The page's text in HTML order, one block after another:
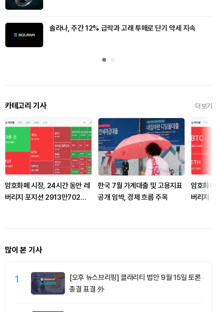
솔라나, 주간 12% 급락과 고래 투매로 단기 약세 지속
카테고리 기사 더보기
암호화폐 시장, 24시간 동안 레
버리지 포지션 2913만702달
한국 7월 가계대출 및 고용지표
공개 임박, 경제 흐름 주목
암호화
버리지
많이 본 기사
1
[오후 뉴스브리핑] 클래리티 법안 9월 15일 토론
종결 표결 外